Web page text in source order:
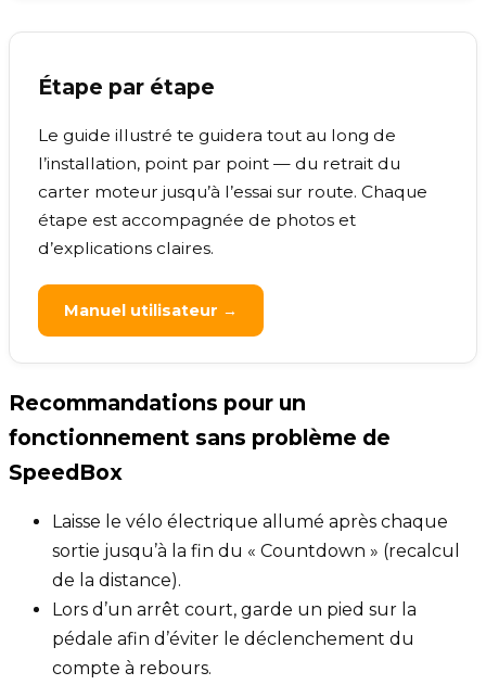
Étape par étape
Le guide illustré te guidera tout au long de
l’installation, point par point — du retrait du
carter moteur jusqu’à l’essai sur route. Chaque
étape est accompagnée de photos et
d’explications claires.
Manuel utilisateur →
Recommandations pour un
fonctionnement sans problème de
SpeedBox
Laisse le vélo électrique allumé après chaque
sortie jusqu’à la fin du « Countdown » (recalcul
de la distance).
Lors d’un arrêt court, garde un pied sur la
pédale afin d’éviter le déclenchement du
compte à rebours.